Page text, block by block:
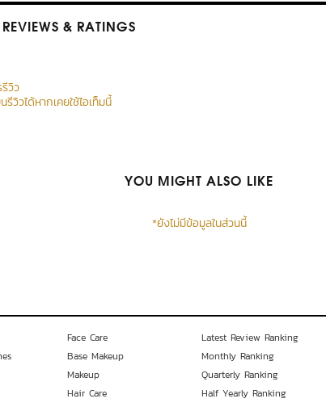
& RATINGS
วิว
วิวได้หากเคยใช้ไอเท็มนี้
YOU MIGHT ALSO LIKE
*ยังไม่มีข้อมูลในส่วนนี้
Face Care
Base Makeup
Makeup
Hair Care
Latest Review Ranking
Monthly Ranking
Quarterly Ranking
Half Yearly Ranking